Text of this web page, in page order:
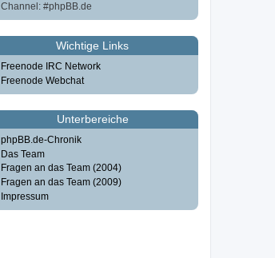
Channel: #phpBB.de
Wichtige Links
Freenode IRC Network
Freenode Webchat
Unterbereiche
phpBB.de-Chronik
Das Team
Fragen an das Team (2004)
Fragen an das Team (2009)
Impressum